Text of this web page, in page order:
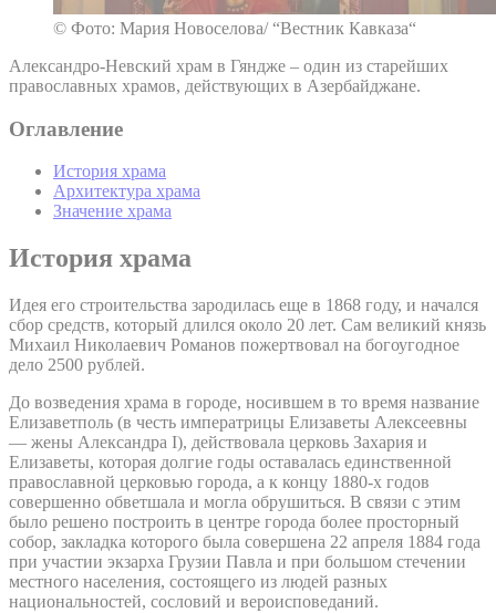
© Фото: Мария Новоселова/ “Вестник Кавказа“
Александро-Невский храм в Гяндже – один из старейших
православных храмов, действующих в Азербайджане.
Оглавление
История храма
Архитектура храма
Значение храма
История храма
Идея его строительства зародилась еще в 1868 году, и начался
сбор средств, который длился около 20 лет. Сам великий князь
Михаил Николаевич Романов пожертвовал на богоугодное
дело 2500 рублей.
До возведения храма в городе, носившем в то время название
Елизаветполь (в честь императрицы Елизаветы Алексеевны
— жены Александра I), действовала церковь Захария и
Елизаветы, которая долгие годы оставалась единственной
православной церковью города, а к концу 1880-х годов
совершенно обветшала и могла обрушиться. В связи с этим
было решено построить в центре города более просторный
собор, закладка которого была совершена 22 апреля 1884 года
при участии экзарха Грузии Павла и при большом стечении
местного населения, состоящего из людей разных
национальностей, сословий и вероисповеданий.